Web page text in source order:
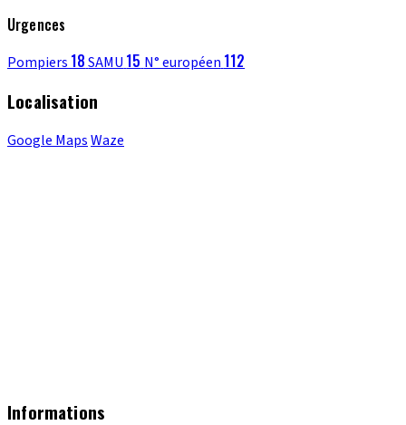
Urgences
Pompiers 18SAMU 15 N° européen 112
Localisation
Google MapsWaze
Informations